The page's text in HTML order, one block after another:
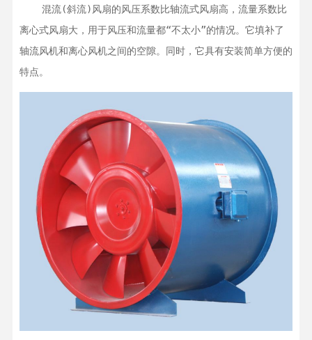
离心式风扇大，用于风压和流量都“不太小”的情况。它填补了
轴流风机和离心风机之间的空隙。同时，它具有安装简单方便的
特点。